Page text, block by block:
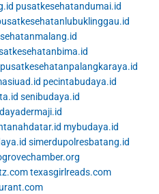
pusatkesehatandumai.id
pusatkesehatanpalangkaraya.id
pecintabudaya.id
senibudaya.id
mybudaya.id
simerdupolresbatang.id
texasgirlreads.com